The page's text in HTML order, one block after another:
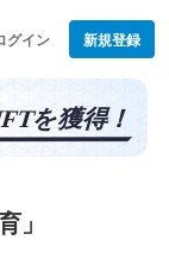
グイン 新規登録
」